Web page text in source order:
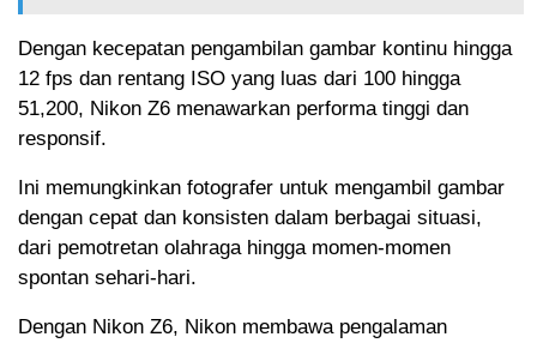
Dengan kecepatan pengambilan gambar kontinu hingga
12 fps dan rentang ISO yang luas dari 100 hingga
51,200, Nikon Z6 menawarkan performa tinggi dan
responsif.
Ini memungkinkan fotografer untuk mengambil gambar
dengan cepat dan konsisten dalam berbagai situasi,
dari pemotretan olahraga hingga momen-momen
spontan sehari-hari.
Dengan Nikon Z6, Nikon membawa pengalaman